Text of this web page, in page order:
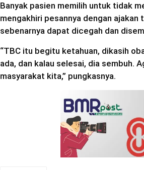
Banyak pasien memilih untuk tidak
mengakhiri pesannya dengan
sebenarnya dapat dicegah dan
“TBC itu begitu ketahuan, dikasih
ada, dan kalau selesai, dia sembuh.
masyarakat kita,” pungkasnya.